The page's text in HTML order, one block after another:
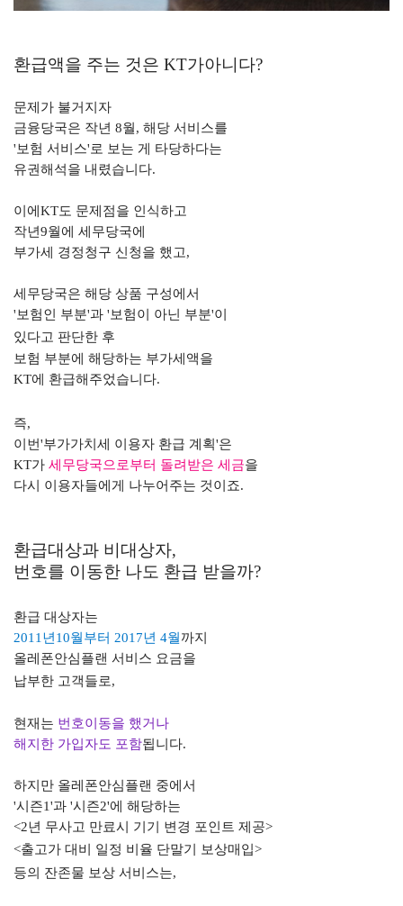
환급액을 주는 것은 KT가아니다?
문제가 불거지자
금융당국은 작년 8월, 해당 서비스를
'보험 서비스'로 보는 게 타당하다는
유권해석을 내렸습니다.
이에 KT도 문제점을 인식하고
작년9월에 세무당국에
부가세 경정청구 신청을 했고,
세무당국은 해당 상품 구성에서
'보험인 부분'과 '보험이 아닌 부분'이
있다고 판단한 후
보험 부분에 해당하는 부가세액을
KT에 환급해주었습니다.
즉,
이번'부가가치세 이용자 환급 계획'은
KT가 세무당국으로부터 돌려받은 세금을
다시 이용자들에게 나누어주는 것이죠.
환급대상과 비대상자,
번호를 이동한 나도 환급 받을까?
환급 대상자는
2011 년 10월부터 2017년 4월까지
올레폰안심플랜 서비스 요금을
납부한 고객들로,
현재는 번호이동을 했거나
해지한 가입자도 포함됩니다.
하지만 올레폰안심플랜 중에서
'시즌1'과 '시즌2'에 해당하는
<2년 무사고 만료시 기기 변경 포인트 제공>
<출고가 대비 일정 비율 단말기 보상매입>
등의 잔존물 보상 서비스는,